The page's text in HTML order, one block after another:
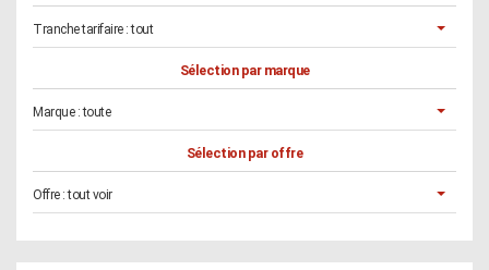
Tranche tarifaire :tout
Sélection par marque
Marque :toute
Sélection par offre
Offre :tout voir